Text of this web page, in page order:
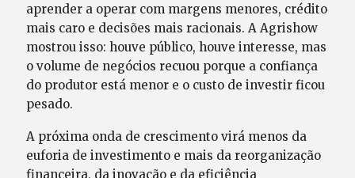
aprender a operar com margens menores, crédito
mais caro e decisões mais racionais. A Agrishow
mostrou isso: houve público, houve interesse, mas
o volume de negócios recuou porque a confiança
do produtor está menor e o custo de investir ficou
pesado.
A próxima onda de crescimento virá menos da
euforia de investimento e mais da reorganização
financeira, da inovação e da eficiência